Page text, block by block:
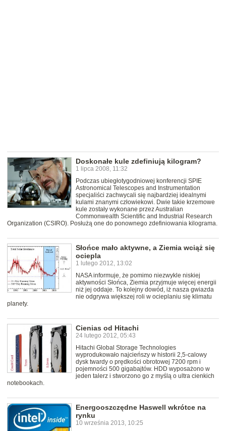
Doskonałe kule zdefiniują kilogram?
1 lipca 2008, 11:32
Podczas ubiegłotygodniowej konferencji SPIE
Astronomical Telescopes and Instrumentation
specjaliści zachwycali się najbardziej idealnymi
kulami znanymi człowiekowi. Dwie takie krzemowe
kule zostały wykonane przez Australian
Commonwealth Scientific and Industrial Research
Organization (CSIRO). Posłużą one do ponownego zdefiniowania kilograma.
Słońce mało aktywne, a Ziemia wciąż się
ociepla
1 lutego 2012, 13:02
NASA informuje, że pomimo niezwykle niskiej
aktywności Słońca, Ziemia przyjmuje więcej energii
niż jej oddaje. To kolejny dowód, iż nasza gwiazda
nie odgrywa większej roli w ocieplaniu się klimatu
planety.
Cienias od Hitachi
24 lutego 2012, 05:43
Hitachi Global Storage Technologies
wyprodukowało najcieńszy w historii 2,5-calowy
dysk twardy o prędkości obrotowej 7200 rpm i
pojemności 500 gigabajtów. HDD wyposażono w
jeden talerz i stworzono go z myślą o ultra cienkich
notebookach.
Energooszczędne Haswell wkrótce na
rynku
10 września 2013, 10:25